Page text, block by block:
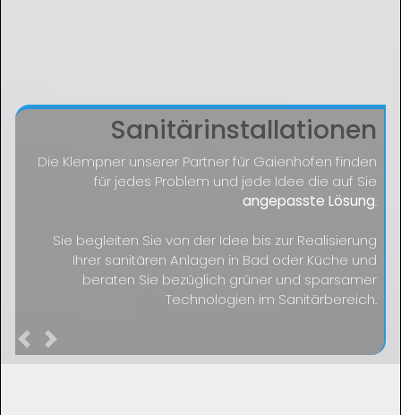
Sanitärinstallationen
Die Klempner unserer Partner für Gaienhofen finden
für jedes Problem und jede Idee die auf Sie
angepasste Lösung.
Sie begleiten Sie von der Idee bis zur Realisierung
Ihrer sanitären Anlagen in Bad oder Küche und
beraten Sie bezüglich grüner und sparsamer
Technologien im Sanitärbereich.
Previous